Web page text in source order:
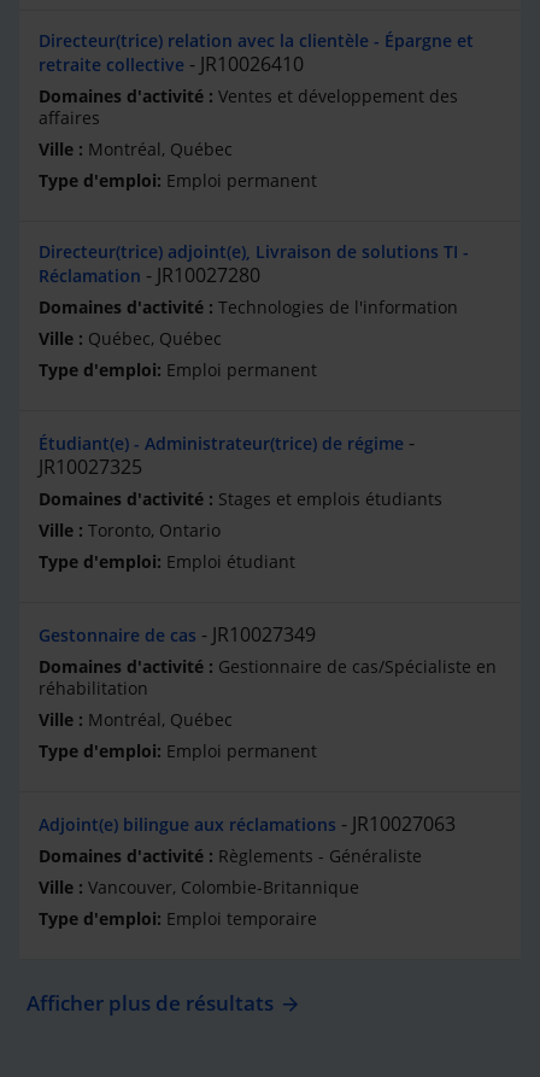
Directeur(trice) relation avec la clientèle - Épargne et
retraite collective
JR10026410
Ventes et développement des
affaires
Montréal, Québec
Emploi permanent
Directeur(trice) adjoint(e), Livraison de solutions TI -
Réclamation
JR10027280
Technologies de l'information
Québec, Québec
Emploi permanent
Étudiant(e) - Administrateur(trice) de régime
JR10027325
Stages et emplois étudiants
Toronto, Ontario
Emploi étudiant
Gestonnaire de cas JR10027349
Gestionnaire de cas/Spécialiste en
réhabilitation
Montréal, Québec
Emploi permanent
Adjoint(e) bilingue aux réclamations JR10027063
Règlements - Généraliste
Vancouver, Colombie-Britannique
Emploi temporaire
Afficher plus de résultats